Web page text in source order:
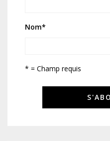
Nom*
* = Champ requis